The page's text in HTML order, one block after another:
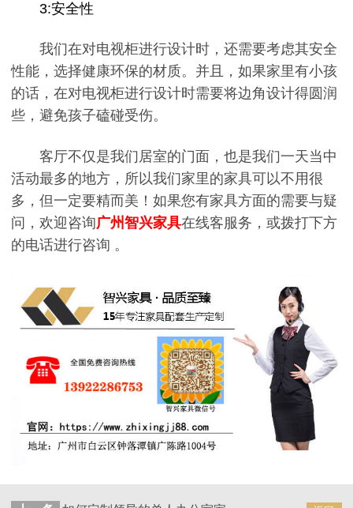
3:安全性
我们在对电视柜进行设计时，还需要考虑其安全
性能，选择健康环保的材质。并且，如果家里有小孩
的话，在对电视柜进行设计时需要将边角设计得圆润
些，避免孩子磕碰受伤。
客厅不仅是我们居室的门面，也是我们一天当中
活动最多的地方，所以我们家里的家具可以不用很
多，但一定要精而美！如果您有家具方面的需要与疑
问，欢迎咨询广州智兴家具在线客服务，或拨打下方
的电话进行咨询 。